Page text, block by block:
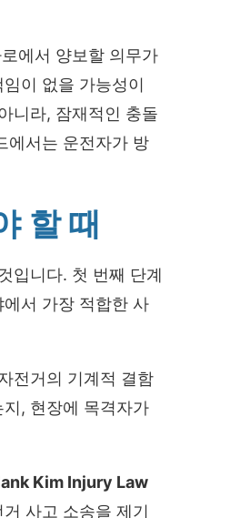
에서 양보할 의무가
이 없을 가능성이
니라, 잠재적인 충돌
에서는 운전자가 방
할 때
입니다. 첫 번째 단계
서 가장 적합한 사
전거의 기계적 결함
, 현장에 목격자가
Kim Injury Law
사고 소송을 제기